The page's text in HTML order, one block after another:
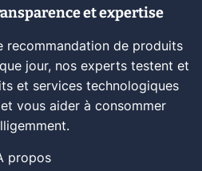
et expertise
recommandation de produits
jour, nos experts testent et
et services technologiques
vous aider à consommer
propos